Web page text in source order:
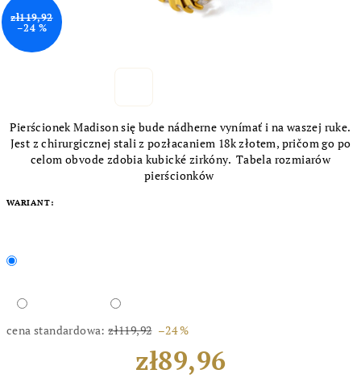
Pierścionek Madison się bude nádherne vynímať i na waszej ruke.
Jest z chirurgicznej stali z pozłacaniem 18k złotem, pričom go po
celom obvode zdobia kubické zirkóny. Tabela rozmiarów
pierścionków
WARIANT:
cena standardowa: zł119,92 –24 %
zł89,96
zł119,92
–24 %